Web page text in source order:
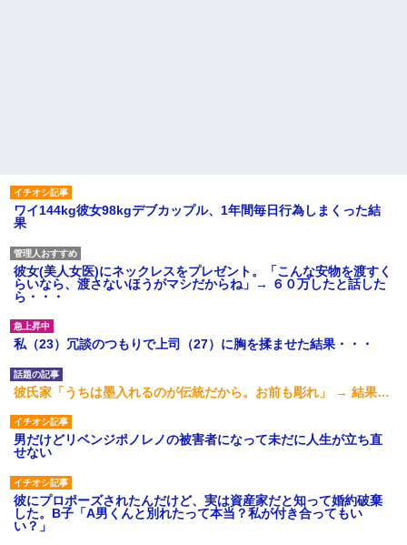
ワイ144kg彼女98kgデブカップル、1年間毎日行為しまくった結
果
彼女(美人女医)にネックレスをプレゼント。「こんな安物を渡すく
らいなら、渡さないほうがマシだからね」→ ６０万したと話した
ら・・・
私（23）冗談のつもりで上司（27）に胸を揉ませた結果・・・
彼氏家「うちは墨入れるのが伝統だから。お前も彫れ」 → 結果…
男だけどリベンジポノレノの被害者になって未だに人生が立ち直
せない
彼にプロポーズされたんだけど、実は資産家だと知って婚約破棄
した。B子「A男くんと別れたって本当？私が付き合ってもい
い？」